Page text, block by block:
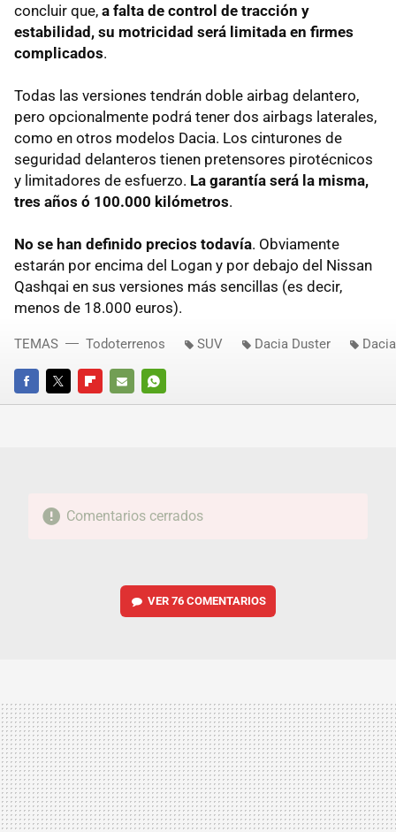
concluir que, a falta de control de tracción y
estabilidad, su motricidad será limitada en firmes
complicados.
Todas las versiones tendrán doble airbag delantero,
pero opcionalmente podrá tener dos airbags laterales,
como en otros modelos Dacia. Los cinturones de
seguridad delanteros tienen pretensores pirotécnicos
y limitadores de esfuerzo. La garantía será la misma,
tres años ó 100.000 kilómetros.
No se han definido precios todavía. Obviamente
estarán por encima del Logan y por debajo del Nissan
Qashqai en sus versiones más sencillas (es decir,
menos de 18.000 euros).
FACEBOOKTWITTERFLIPBOARD
E-
WHATSAPP
TEMAS Todoterrenos SUV Dacia Duster Dacia
Comentarios cerrados
VER 76 COMENTARIOS